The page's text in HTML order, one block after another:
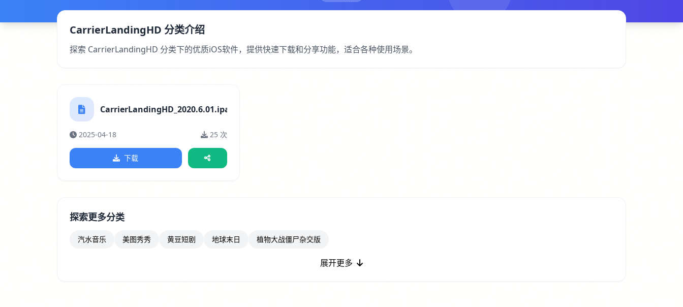
CarrierLandingHD 分类介绍
探索 CarrierLandingHD 分类下的优质iOS软件，提供快速下载和分享功能，适合各种使用场景。
CarrierLandingHD_2020.6.01.ipa
2025-04-18 25 次
下载
探索更多分类
汽水音乐 美图秀秀 黄豆短剧 地球末日 植物大战僵尸杂交版
展开更多